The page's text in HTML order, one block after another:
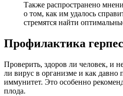
Также распространено
о том, как им удалось
стремятся найти
Профилактика
Проверить, здоров ли человек, и
ли вирус в организме и как давно
иммунитет. Это особенно
плода.